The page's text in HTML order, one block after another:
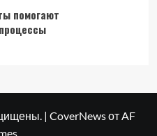
помогают
| CoverNewsот AF